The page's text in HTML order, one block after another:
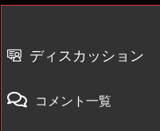
ディスカッション
コメント一覧